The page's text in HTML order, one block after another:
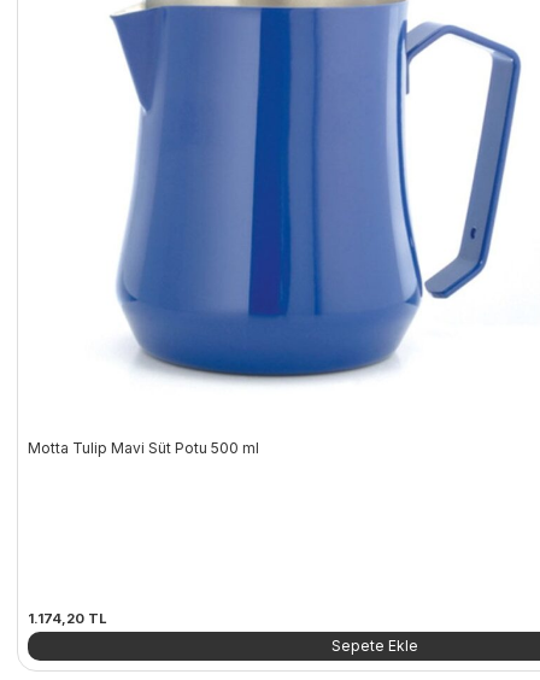
Motta Tulip Mavi Süt Potu 500 ml
1.174,20 TL
Sepete Ekle